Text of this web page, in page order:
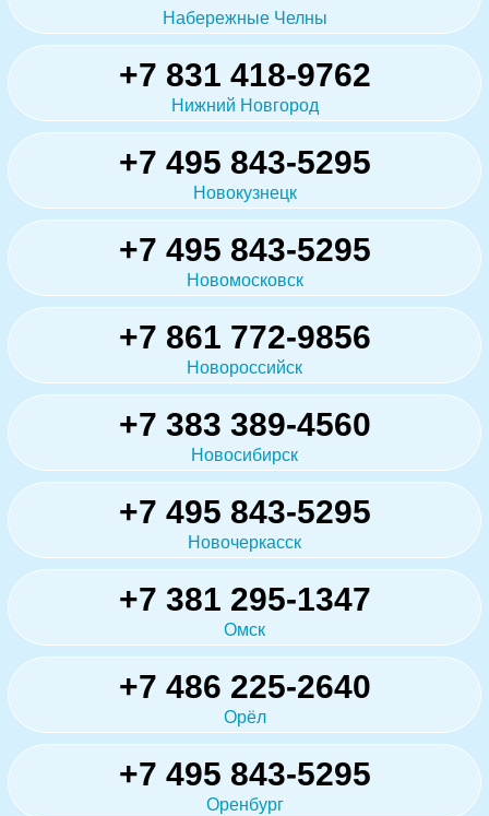
Набережные Челны
+7 831 418-9762
Нижний Новгород
+7 495 843-5295
Новокузнецк
+7 495 843-5295
Новомосковск
+7 861 772-9856
Новороссийск
+7 383 389-4560
Новосибирск
+7 495 843-5295
Новочеркасск
+7 381 295-1347
Омск
+7 486 225-2640
Орёл
+7 495 843-5295
Оренбург